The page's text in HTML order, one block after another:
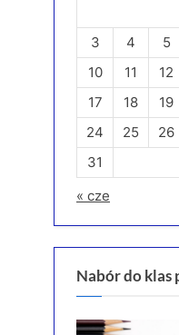
3
4 5
10
11 12
17
18 19
24
25 26
31
« cze
Nabór do klas